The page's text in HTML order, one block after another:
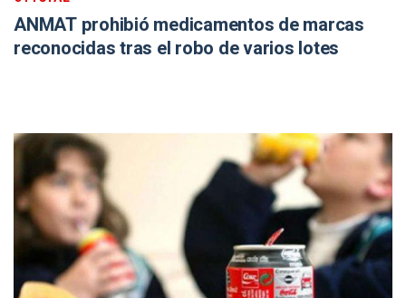
ANMAT prohibió medicamentos de marcas
reconocidas tras el robo de varios lotes